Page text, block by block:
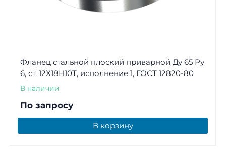
Фланец стальной плоский приварной Ду 65 Ру
6, ст. 12Х18Н10Т, исполнение 1, ГОСТ 12820-80
В наличии
По запросу
В корзину